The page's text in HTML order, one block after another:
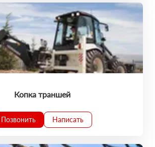
Копка траншей
Позвонить Написать